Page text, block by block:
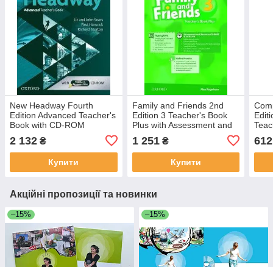
New Headway Fourth
Edition Advanced Teacher's
Book with CD-ROM
2 132 ₴
Купити
Family and Friends 2nd
Edition 3 Teacher's Book
Plus with Assessment and
Audio CD
1 251₴
Купити
612
Акційні пропозиції та новинки
–15% –15%